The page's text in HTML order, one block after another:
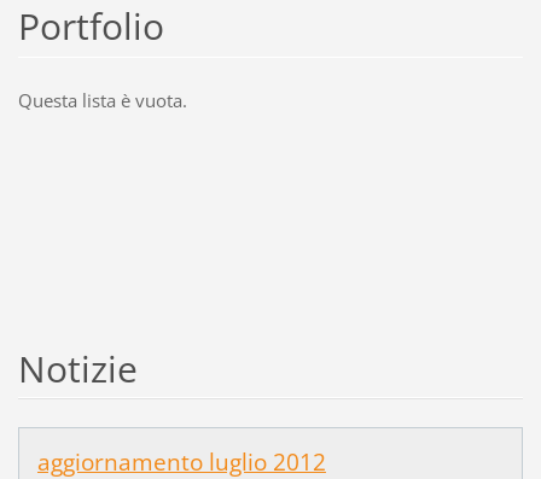
Portfolio
Questa lista è vuota.
Notizie
aggiornamento luglio 2012